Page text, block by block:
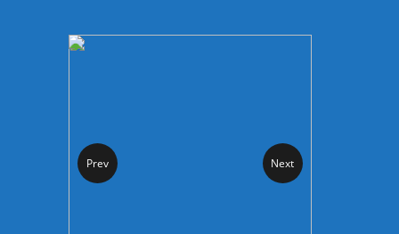
Prev Next